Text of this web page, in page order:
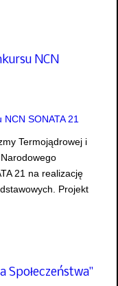
NCN
Termojądrowej i
21 na realizację
Projekt
Społeczeństwa"